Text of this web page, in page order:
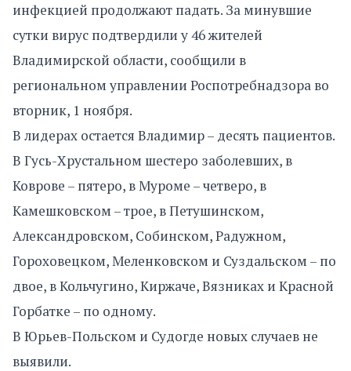
инфекцией продолжают падать. За минувшие
сутки вирус подтвердили у 46 жителей
Владимирской области, сообщили в
региональном управлении Роспотребнадзора во
вторник, 1 ноября.
В лидерах остается Владимир – десять пациентов.
В Гусь-Хрустальном шестеро заболевших, в
Коврове – пятеро, в Муроме – четверо, в
Камешковском – трое, в Петушинском,
Александровском, Собинском, Радужном,
Гороховецком, Меленковском и Суздальском – по
двое, в Кольчугино, Киржаче, Вязниках и Красной
Горбатке – по одному.
В Юрьев-Польском и Судогде новых случаев не
выявили.